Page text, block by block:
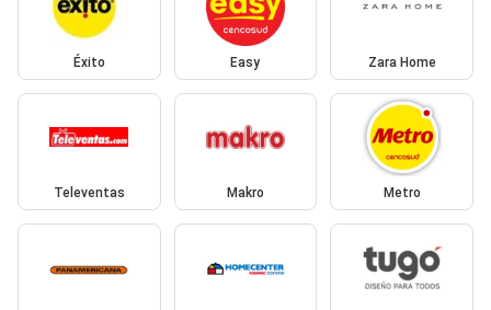
Éxito Easy Zara Home
Televentas Makro Metro